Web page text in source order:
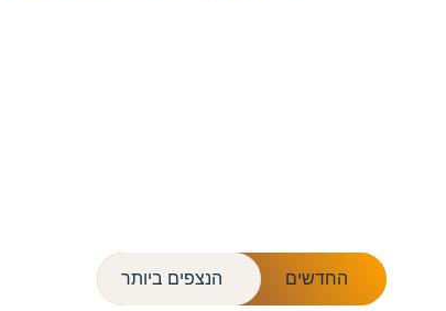
החדשים הנצפים ביותר